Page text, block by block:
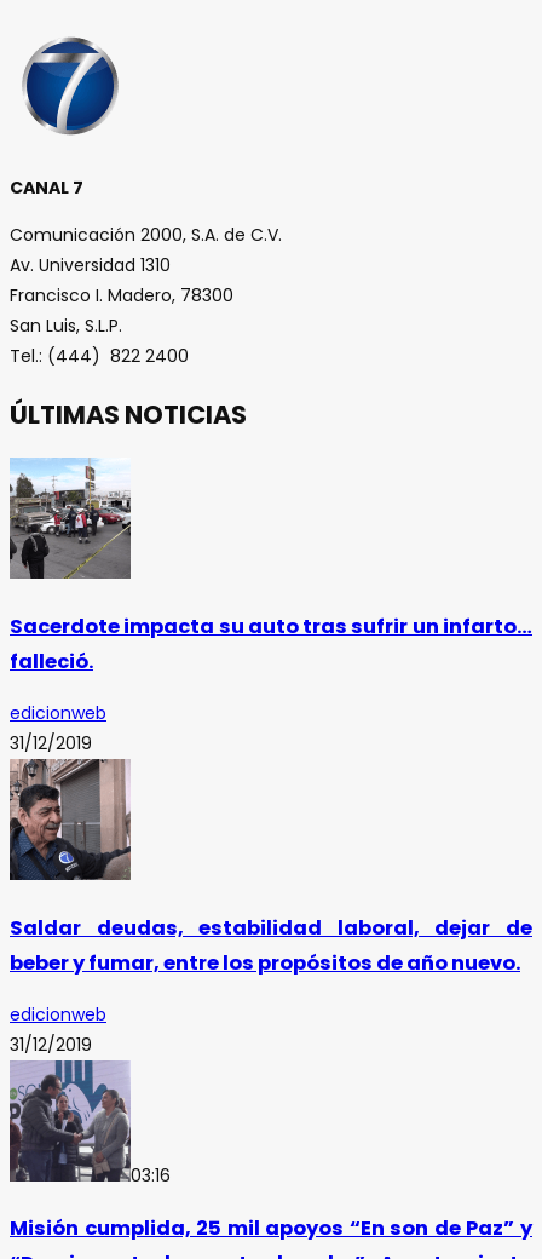
CANAL 7
Comunicación 2000, S.A. de C.V.
Av. Universidad 1310
Francisco I. Madero, 78300
San Luis, S.L.P.
Tel.: (444) 822 2400
ÚLTIMAS NOTICIAS
Sacerdote impacta su auto tras sufrir un infarto…
falleció.
edicionweb
31/12/2019
Saldar deudas, estabilidad laboral, dejar de
beber y fumar, entre los propósitos de año nuevo.
edicionweb
31/12/2019
03:16
Misión cumplida, 25 mil apoyos “En son de Paz” y